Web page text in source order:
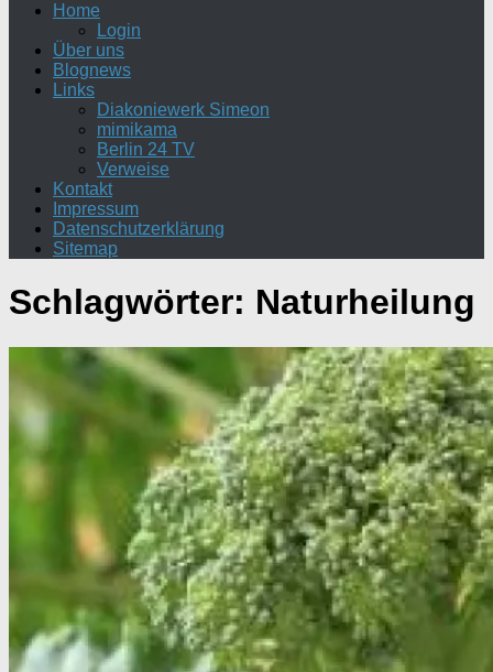
Home
Login
Über uns
Blognews
Links
Diakoniewerk Simeon
mimikama
Berlin 24 TV
Verweise
Kontakt
Impressum
Datenschutzerklärung
Sitemap
Schlagwörter: Naturheilung